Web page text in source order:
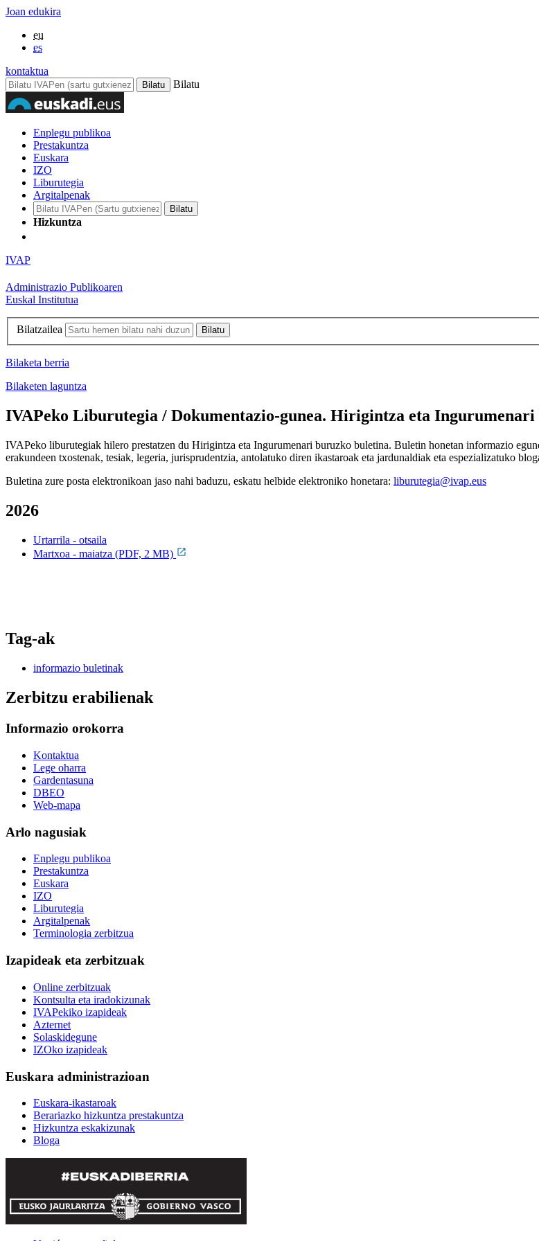
Joan edukira
eu
es
kontaktua
Bilatu
Enplegu publikoa
Prestakuntza
Euskara
IZO
Liburutegia
Argitalpenak
Hizkuntza
IVAP
Administrazio Publikoaren
Euskal Institutua
Bilatzailea
Bilaketa berria
Bilaketen laguntza
IVAPeko Liburutegia / Dokumentazio-gunea. Hirigintza eta
IVAPeko liburutegiak hilero prestatzen du Hirigintza eta Ingurumenari buruzko buletina. Buletin honetan informazio
erakundeen txostenak, tesiak, legeria, jurisprudentzia, antolatuko diren ikastaroak eta jardunaldiak eta espezializatuko
Buletina zure posta elektronikoan jaso nahi baduzu, eskatu helbide elektroniko honetara: liburutegia@ivap.eus
2026
Urtarrila - otsaila
Martxoa - maiatza (PDF, 2 MB)
Tag-ak
informazio buletinak
Zerbitzu erabilienak
Informazio orokorra
Kontaktua
Lege oharra
Gardentasuna
DBEO
Web-mapa
Arlo nagusiak
Enplegu publikoa
Prestakuntza
Euskara
IZO
Liburutegia
Argitalpenak
Terminologia zerbitzua
Izapideak eta zerbitzuak
Online zerbitzuak
Kontsulta eta iradokizunak
IVAPekiko izapideak
Azternet
Solaskidegune
IZOko izapideak
Euskara administrazioan
Euskara-ikastaroak
Berariazko hizkuntza prestakuntza
Hizkuntza eskakizunak
Bloga